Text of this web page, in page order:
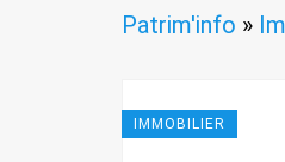
Patrim'info »
IMMOBILIER